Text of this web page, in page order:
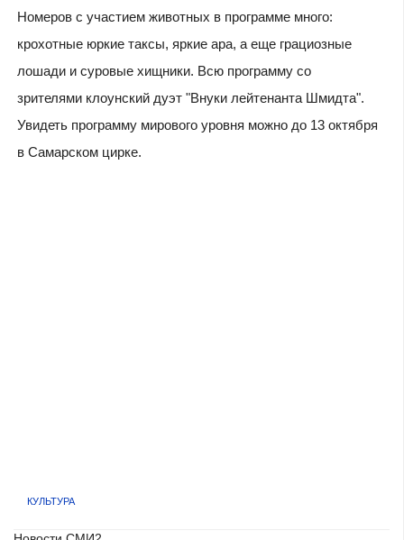
Номеров с участием животных в программе много:
крохотные юркие таксы, яркие ара, а еще грациозные
лошади и суровые хищники. Всю программу со
зрителями клоунский дуэт "Внуки лейтенанта Шмидта".
Увидеть программу мирового уровня можно до 13 октября
в Самарском цирке.
КУЛЬТУРА